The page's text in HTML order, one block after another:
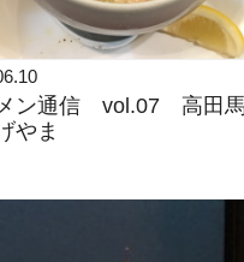
ン通信 vol.07 高田
やま